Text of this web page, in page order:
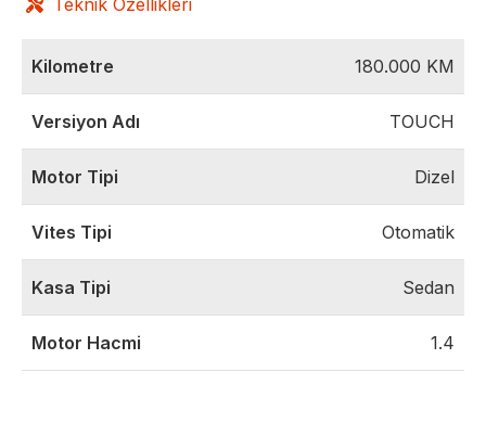
Teknik Özellikleri
Kilometre 180.000 KM
Versiyon Adı TOUCH
Motor Tipi Dizel
Vites Tipi Otomatik
Kasa Tipi Sedan
Motor Hacmi 1.4